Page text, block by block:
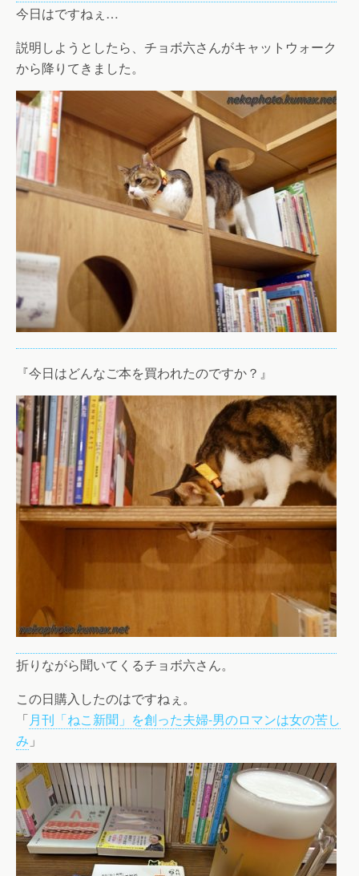
今日はですねぇ…
説明しようとしたら、チョボ六さんがキャットウォーク
から降りてきました。
『今日はどんなご本を買われたのですか？』
折りながら聞いてくるチョボ六さん。
この日購入したのはですねぇ。
「月刊「ねこ新聞」を創った夫婦-男のロマンは女の苦し
み 」